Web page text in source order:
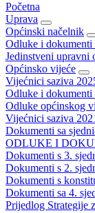
Početna
Uprava
Općinski načelnik
Odluke i dokumenti
Jedinstveni upravni
Općinsko vijeće
Vijećnici saziva
Odluke i dokumenti
Odluke općinskog
Vijećnici saziva
Dokumenti sa
ODLUKE I
Dokumenti s 3.
Dokumenti s 2.
Dokumenti s
Dokumenti sa 4.
Prijedlog Strategije